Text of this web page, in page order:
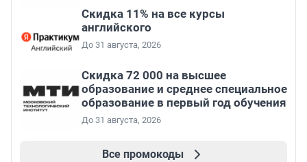
Скидка 11% на все курсы
английского
До 31 августа, 2026
Скидка 72 000 на высшее
образование и среднее специальное
образование в первый год обучения
До 31 августа, 2026
Все промокоды